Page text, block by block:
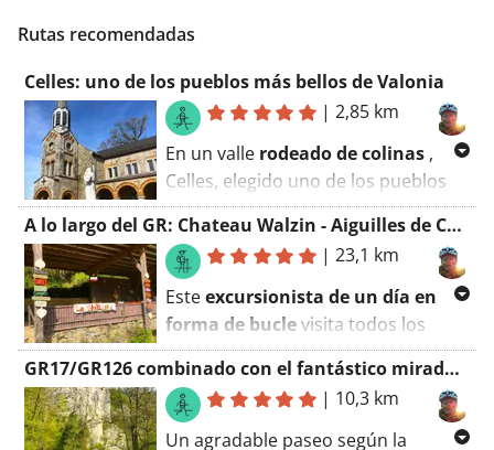
Rutas recomendadas
Celles: uno de los pueblos más bellos de Valonia
|2,85 km
En un valle rodeado de colinas ,
Celles, elegido uno de los pueblos
más bellos de Valonia, revela a lo
largo de sus calles sustesoros
escondidos.
Con la llegada deSaint-Hadelinen
elsiglo VII, se desarrolló aquí un
lugar de peregrinación.
Aparcamos en la
colegiata de
A lo largo del GR: Chateau Walzin - Aiguilles de Chaleux - Chateau de Vêves- Hermitage Saint-Hadelin
|23,1 km
Esteexcursionista de un día en
forma de buclevisita todos los
lugares destacados de la región:
Chateau de Walzin, Panorama
Aiguilles de Chaleux, Chateau de
Vêvesy uno de lospueblos más
GR17/GR126 combinado con el fantástico mirador de Aiguilles de Chaleux
| 10,3 km
Un agradable paseo según la